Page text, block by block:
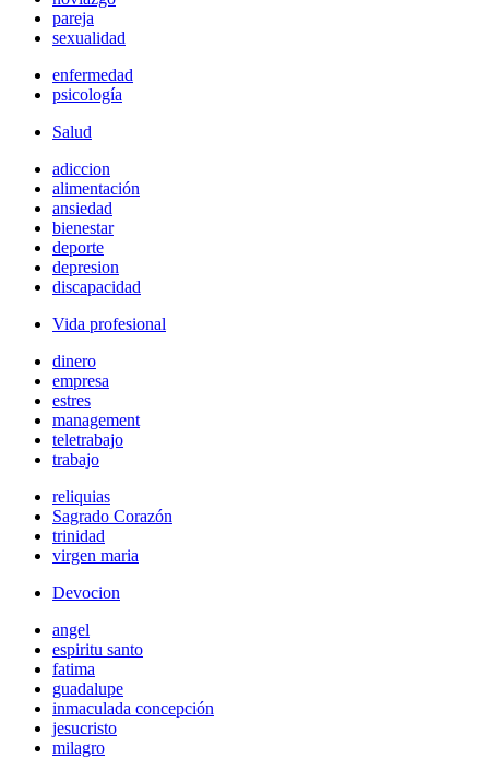
pareja
sexualidad
enfermedad
psicología
Salud
adiccion
alimentación
ansiedad
bienestar
deporte
depresion
discapacidad
Vida profesional
dinero
empresa
estres
management
teletrabajo
trabajo
reliquias
Sagrado Corazón
trinidad
virgen maria
Devocion
angel
espiritu santo
fatima
guadalupe
inmaculada concepción
jesucristo
milagro